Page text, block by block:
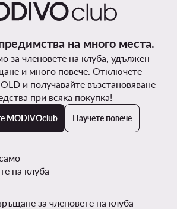
на много места.
за членовете на клуба, удължен
и много повече. Отключете
и получавайте възстановяване
при всяка покупка!
MODIVOclub Научете повече
на клуба
за членовете на клуба